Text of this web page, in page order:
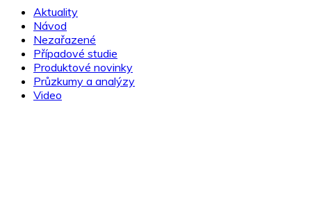
Aktuality
Návod
Nezařazené
Případové studie
Produktové novinky
Průzkumy a analýzy
Video